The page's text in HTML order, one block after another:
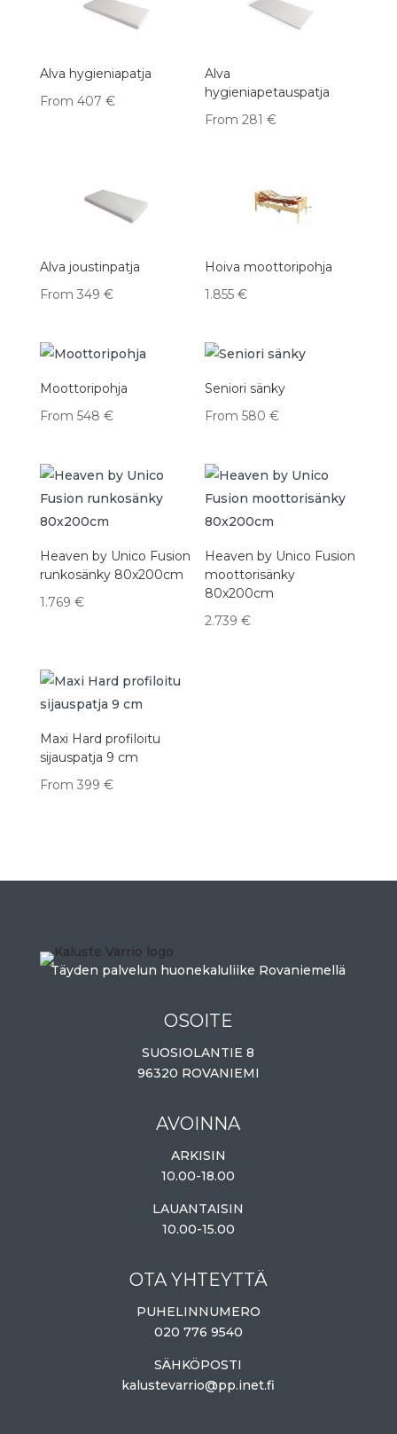
Alva hygieniapatja
From 407 €
Alva
hygieniapetauspatja
From 281€
Alva joustinpatja
From 349 €
Hoiva moottoripohja
1.855€
Moottoripohja
From 548 €
Seniori sänky
From 580€
Heaven by Unico Fusion
runkosänky 80x200cm
1.769 €
Heaven by Unico Fusion
moottorisänky
80x200cm
2.739€
Maxi Hard profiloitu
sijauspatja 9 cm
From 399 €
Täyden palvelun huonekaluliike Rovaniemellä
OSOITE
SUOSIOLANTIE 8
96320 ROVANIEMI
AVOINNA
ARKISIN
10.00-18.00
LAUANTAISIN
10.00-15.00
OTA YHTEYTTÄ
PUHELINNUMERO
020 776 9540
SÄHKÖPOSTI
kalustevarrio@pp.inet.fi